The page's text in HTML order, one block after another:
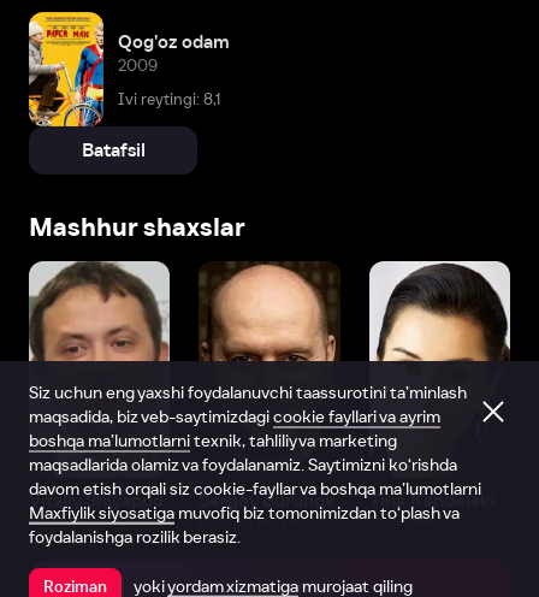
Qog'oz odam
2009
Ivi reytingi: 8,1
Batafsil
Mashhur shaxslar
Vitaliy Shlyappo
Produser
Sergey Burunov
Dublyaj aktyori
Tina Kandelaki
Produser
Ilovada ochish
Siz uchun eng yaxshi foydalanuvchi taassurotini ta’minlash
maqsadida, biz veb-saytimizdagicookie fayllari va ayrim
boshqa ma’lumotlarnitexnik, tahliliy va marketing
maqsadlarida olamiz va foydalanamiz. Saytimizni ko‘rishda
davom etish orqali siz cookie-fayllar va boshqa ma’lumotlarni
Maxfiylik siyosatiga muvofiq biz tomonimizdan to‘plash va
foydalanishga rozilik berasiz.
Roziman yokiyordam xizmatiga murojaat qiling